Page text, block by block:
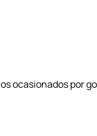
ocasionados por